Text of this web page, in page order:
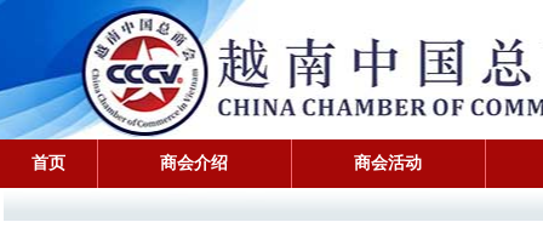
首页 商会介绍 商会活动